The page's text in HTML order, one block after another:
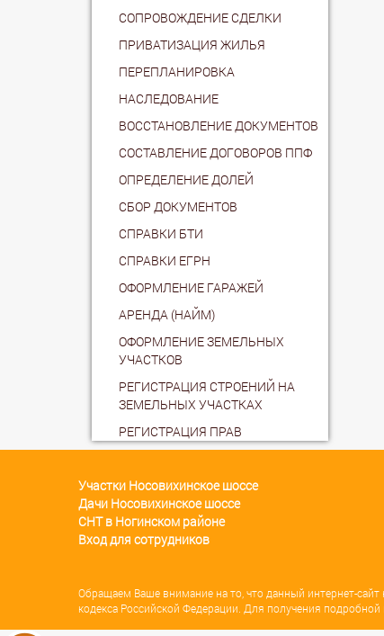
СОПРОВОЖДЕНИЕ СДЕЛКИ
ПРИВАТИЗАЦИЯ ЖИЛЬЯ
ПЕРЕПЛАНИРОВКА
НАСЛЕДОВАНИЕ
ВОССТАНОВЛЕНИЕ ДОКУМЕНТОВ
СОСТАВЛЕНИЕ ДОГОВОРОВ ППФ
ОПРЕДЕЛЕНИЕ ДОЛЕЙ
СБОР ДОКУМЕНТОВ
СПРАВКИ БТИ
СПРАВКИ ЕГРН
ОФОРМЛЕНИЕ ГАРАЖЕЙ
АРЕНДА (НАЙМ)
ОФОРМЛЕНИЕ ЗЕМЕЛЬНЫХ
УЧАСТКОВ
РЕГИСТРАЦИЯ СТРОЕНИЙ НА
ЗЕМЕЛЬНЫХ УЧАСТКАХ
РЕГИСТРАЦИЯ ПРАВ
Участки Носовихинское шоссе
Дачи Носовихинское шоссе
СНТ в Ногинском районе
Вход для сотрудников
Обращаем Ваше внимание на то, что данный интернет-
кодекса Российской Федерации. Для получения